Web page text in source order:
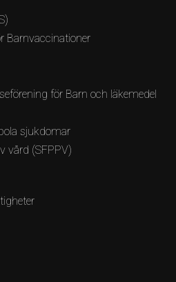
Barnvaccinationer
för Barn och läkemedel
sjukdomar
vård (SFPPV)